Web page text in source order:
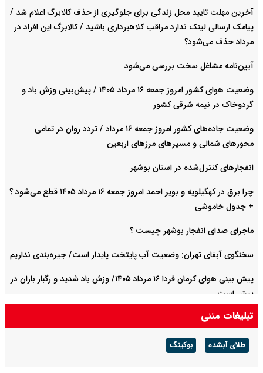
آخرین مهلت تایید محل زندگی برای جلوگیری از حذف کالابرگ اعلام شد /
پیامک ارسالی لینک ندارد مراقب کلاهبرداری باشید / کالابرگ این افراد در
مرداد حذف می‌شود؟
آیین‌نامه مشاغل سخت بررسی می‌شود
وضعیت هوای کشور امروز جمعه ۱۶ مرداد ۱۴۰۵ / پیش‌بینی وزش باد و
گردوخاک در نیمه شرقی کشور
وضعیت جاده‌های کشور امروز جمعه ۱۶ مرداد / تردد روان در تمامی
محورهای شمالی و مسیرهای مرزهای اربعین
انفجارهای کنترل‌شده در استان بوشهر
چرا برق در کهگیلویه و بویر احمد امروز جمعه ۱۶ مرداد ۱۴۰۵ قطع می‌شود ؟
+ جدول خاموشی
ماجرای صدای انفجار بوشهر چیست ؟
سخنگوی آبفای تهران: وضعیت آب پایتخت پایدار است/ جیره‌بندی نداریم
پیش بینی هوای کرمان فردا ۱۶ مرداد ۱۴۰۵/ وزش باد شدید و رگبار باران در
پیش است
پیش بینی هوای چهارمحال و بختیاری فردا ۱۶ مرداد ۱۴۰۵/ گرما ادامه دارد
تبلیغات متنی
طلای آبشده بوکینگ